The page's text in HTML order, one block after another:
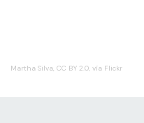
Martha Silva, CC BY 2.0, vía Flickr